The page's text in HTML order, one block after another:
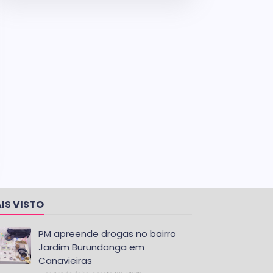
VISTO
PM apreende drogas no bairro
Jardim Burundanga em
Canavieiras